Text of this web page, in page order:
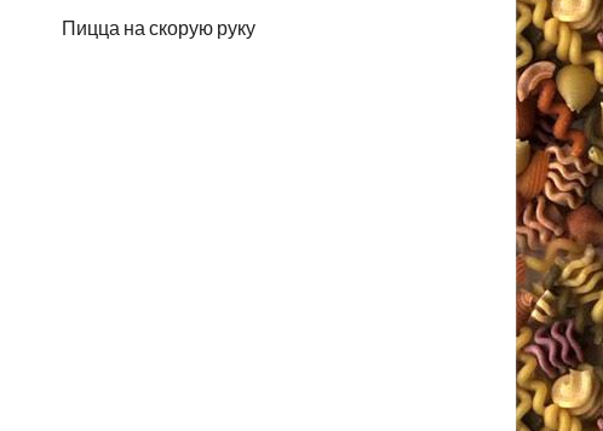
Пицца на скорую руку